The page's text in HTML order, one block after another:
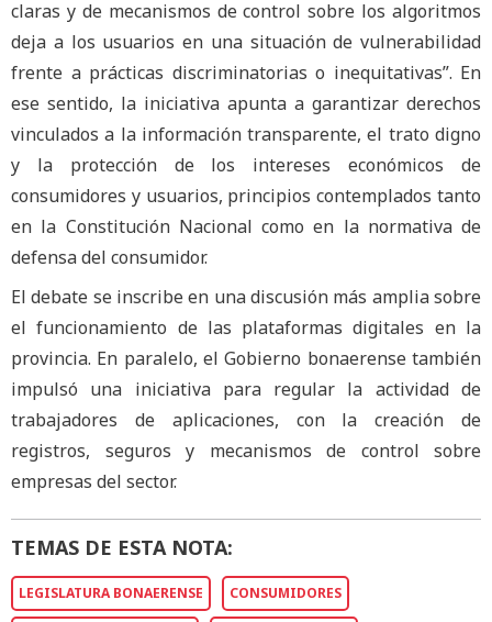
claras y de mecanismos de control sobre los algoritmos
deja a los usuarios en una situación de vulnerabilidad
frente a prácticas discriminatorias o inequitativas”. En
ese sentido, la iniciativa apunta a garantizar derechos
vinculados a la información transparente, el trato digno
y la protección de los intereses económicos de
consumidores y usuarios, principios contemplados tanto
en la Constitución Nacional como en la normativa de
defensa del consumidor.
El debate se inscribe en una discusión más amplia sobre
el funcionamiento de las plataformas digitales en la
provincia. En paralelo, el Gobierno bonaerense también
impulsó una iniciativa para regular la actividad de
trabajadores de aplicaciones, con la creación de
registros, seguros y mecanismos de control sobre
empresas del sector.
TEMAS DE ESTA NOTA:
LEGISLATURA BONAERENSE CONSUMIDORES